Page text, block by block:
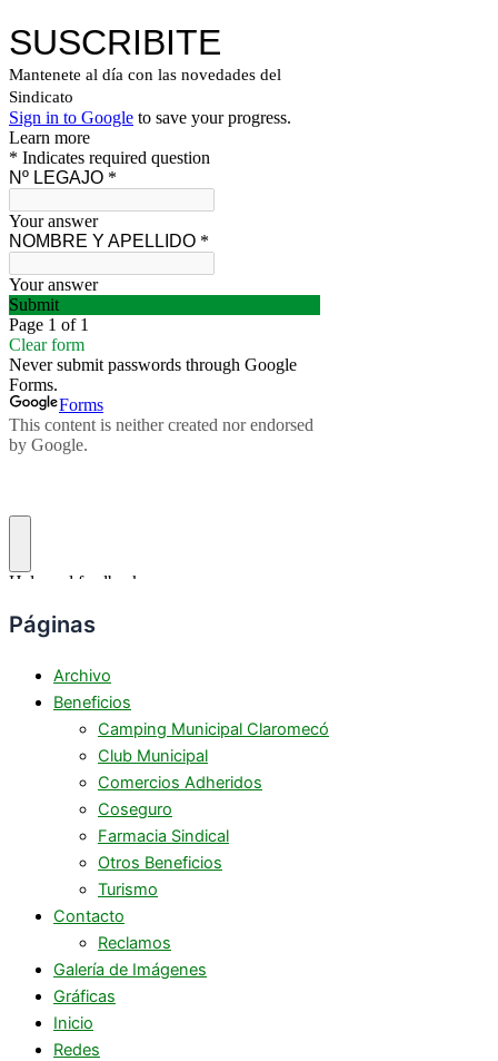
Páginas
Archivo
Beneficios
Camping Municipal Claromecó
Club Municipal
Comercios Adheridos
Coseguro
Farmacia Sindical
Otros Beneficios
Turismo
Contacto
Reclamos
Galería de Imágenes
Gráficas
Inicio
Redes